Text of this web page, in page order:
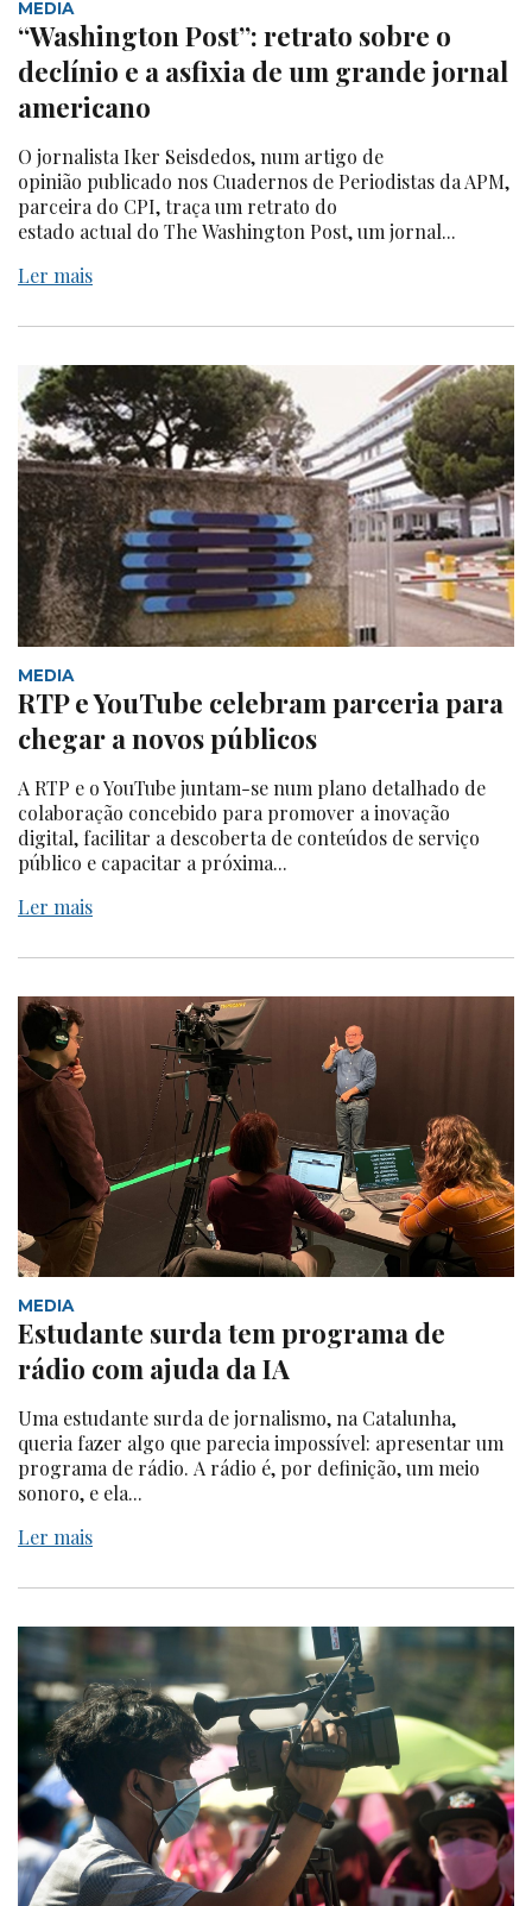
MEDIA
“Washington Post”: retrato sobre o
declínio e a asfixia de um grande jornal
americano
O jornalista Iker Seisdedos, num artigo de
opinião publicado nos Cuadernos de Periodistas da APM,
parceira do CPI, traça um retrato do
estado actual do The Washington Post, um jornal...
Ler mais
MEDIA
RTP e YouTube celebram parceria para
chegar a novos públicos
A RTP e o YouTube juntam-se num plano detalhado de
colaboração concebido para promover a inovação
digital, facilitar a descoberta de conteúdos de serviço
público e capacitar a próxima...
Ler mais
MEDIA
Estudante surda tem programa de
rádio com ajuda da IA
Uma estudante surda de jornalismo, na Catalunha,
queria fazer algo que parecia impossível: apresentar um
programa de rádio. A rádio é, por definição, um meio
sonoro, e ela...
Ler mais